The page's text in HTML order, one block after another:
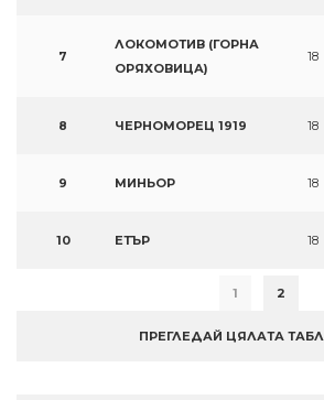
7
ЛОКОМОТИВ (ГОРНА
ОРЯХОВИЦА)
18
8 ЧЕРНОМОРЕЦ 1919 18
9 МИНЬОР 18
10 ЕТЪР 18
1 2
ПРЕГЛЕДАЙ ЦЯЛАТА